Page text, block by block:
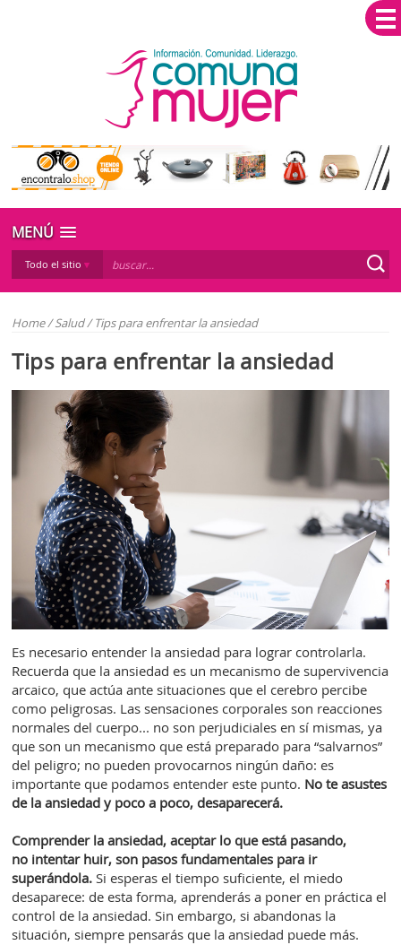
MENÚ
Todo el sitio
Home/Salud/Tips para enfrentar la ansiedad
Tips para enfrentar la ansiedad
Es necesario entender la ansiedad para lograr controlarla.
Recuerda que la ansiedad es un mecanismo de supervivencia
arcaico, que actúa ante situaciones que el cerebro percibe
como peligrosas. Las sensaciones corporales son reacciones
normales del cuerpo... no son perjudiciales en sí mismas, ya
que son un mecanismo que está preparado para “salvarnos”
del peligro; no pueden provocarnos ningún daño: es
importante que podamos entender este punto. No te asustes
de la ansiedad y poco a poco, desaparecerá.
Comprender la ansiedad, aceptar lo que está pasando,
no intentar huir, son pasos fundamentales para ir
superándola. Si esperas el tiempo suficiente, el miedo
desaparece: de esta forma, aprenderás a poner en práctica el
control de la ansiedad. Sin embargo, si abandonas la
situación, siempre pensarás que la ansiedad puede más.